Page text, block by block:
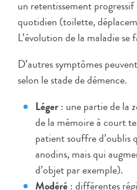
un retentissement
quotidien (toilette,
L’évolution de la maladie se
D’autres symptômes
selon le stade de démence.
Léger: une partie de la
de la mémoire à court
patient souffre d’oublis
anodins, mais qui
d’objet par exemple).
Modéré: différentes